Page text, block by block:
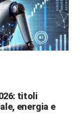
titoli
energia e